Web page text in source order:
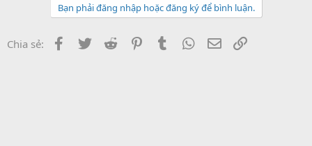
Bạn phải đăng nhập hoặc đăng ký để bình luận.
Chia sẻ: Facebook
Twitter Reddit PinterestTumblr WhatsApp
Email